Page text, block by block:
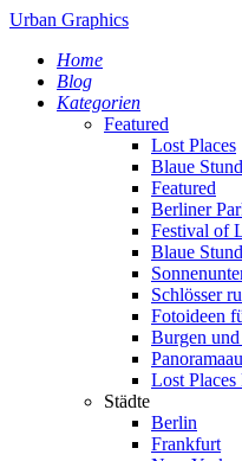
Urban Graphics
Home
Blog
Kategorien
Featured
Lost Places
Blaue
Featured
Berliner
Festival of
Blaue
Schlösser
Fotoideen
Burgen
Lost Places
Städte
Berlin
Frankfurt